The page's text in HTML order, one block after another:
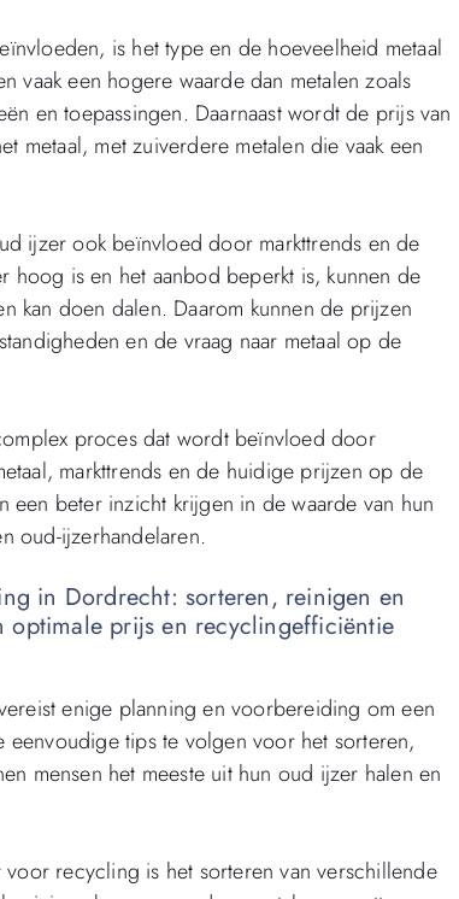
is het type en de hoeveelheid metaal
vaak een hogere waarde dan metalen zoals
en toepassingen. Daarnaast wordt de prijs van
met zuiverdere metalen die vaak een
ijzer ook beïnvloed door markttrends en de
hoog is en het aanbod beperkt is, kunnen de
kan doen dalen. Daarom kunnen de prijzen
en de vraag naar metaal op de
proces dat wordt beïnvloed door
markttrends en de huidige prijzen op de
een beter inzicht krijgen in de waarde van hun
oud-ijzerhandelaren.
in Dordrecht: sorteren, reinigen en
optimale prijs en recyclingefficiëntie
enige planning en voorbereiding om een
tips te volgen voor het sorteren,
mensen het meeste uit hun oud ijzer halen en
recycling is het sorteren van verschillende